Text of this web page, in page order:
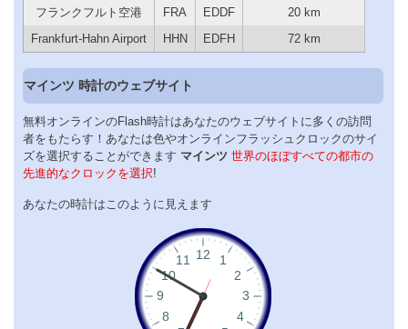
フランクフルト空港
FRA EDDF
20 km
Frankfurt-Hahn Airport
HHN EDFH 72 km
マインツ 時計のウェブサイト
無料オンラインのFlash時計はあなたのウェブサイトに多くの訪問
者をもたらす！あなたは色やオンラインフラッシュクロックのサイ
ズを選択することができます マインツ 世界のほぼすべての都市の
先進的なクロックを選択!
あなたの時計はこのように見えます